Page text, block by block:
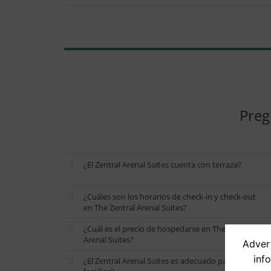
¿El Zentral Arenal Suites cuenta con terraza?
¿Cuáles son los horarios de check-in y check-out
en The Zentral Arenal Suites?
¿Cuál es el precio de hospedarse en The Zentral
Arenal Suites?
¿El Zentral Arenal Suites es adecuado para